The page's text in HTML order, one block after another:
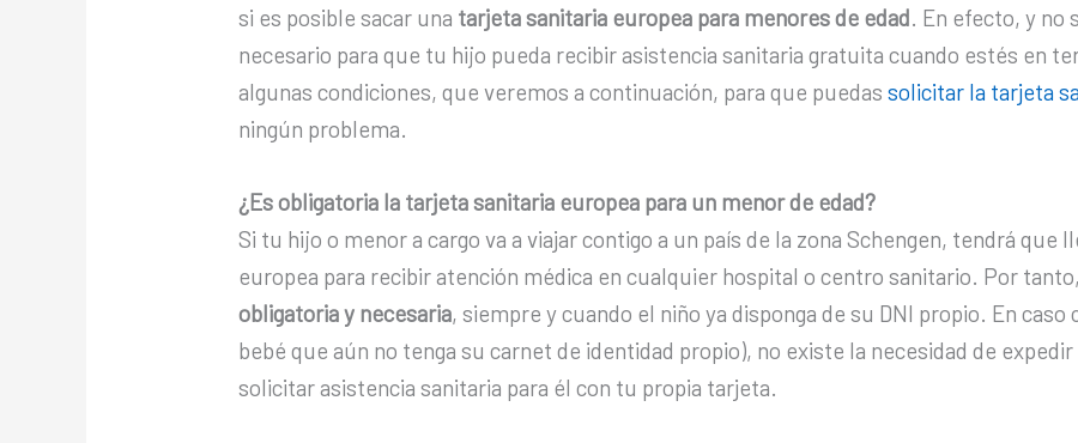
si es posible sacar una tarjeta sanitaria europea para menores de edad. En efecto, y no
necesario para que tu hijo pueda recibir asistencia sanitaria gratuita cuando estés en
algunas condiciones, que veremos a continuación, para que puedas solicitar la tarjeta
ningún problema.
¿Es obligatoria la tarjeta sanitaria europea para un menor de edad?
Si tu hijo o menor a cargo va a viajar contigo a un país de la zona Schengen, tendrá que
europea para recibir atención médica en cualquier hospital o centro sanitario. Por
obligatoria y necesaria, siempre y cuando el niño ya disponga de su DNI propio. En
bebé que aún no tenga su carnet de identidad propio), no existe la necesidad de
solicitar asistencia sanitaria para él con tu propia tarjeta.